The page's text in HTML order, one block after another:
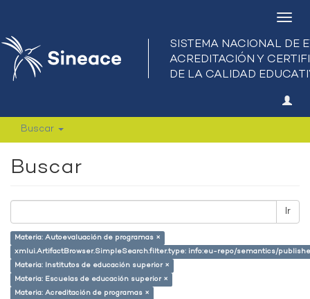
Buscar
Buscar
Ir
Materia: Autoevaluación de programas ×
xmlui.ArtifactBrowser.SimpleSearch.filter.type: info:eu-repo/semantics/
Materia: Institutos de educación superior ×
Materia: Escuelas de educación superior ×
Materia: Acreditación de programas ×